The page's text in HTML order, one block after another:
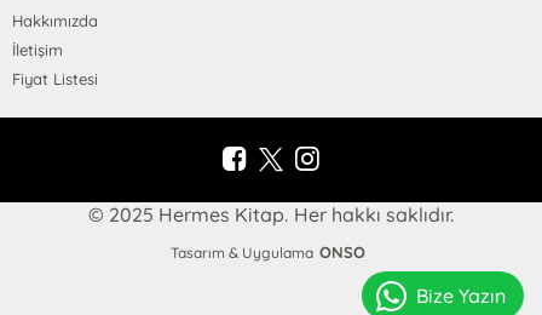
Hakkımızda
İletişim
Fiyat Listesi
© 2025 Hermes Kitap. Her hakkı saklıdır.
Tasarım & Uygulama ONSO
Bize Yazın